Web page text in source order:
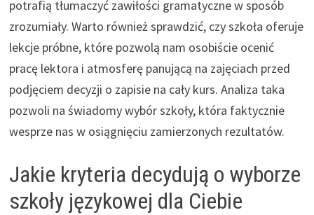
potrafią tłumaczyć zawiłości gramatyczne w sposób
zrozumiały. Warto również sprawdzić, czy szkoła oferuje
lekcje próbne, które pozwolą nam osobiście ocenić
pracę lektora i atmosferę panującą na zajęciach przed
podjęciem decyzji o zapisie na cały kurs. Analiza taka
pozwoli na świadomy wybór szkoły, która faktycznie
wesprze nas w osiągnięciu zamierzonych rezultatów.
Jakie kryteria decydują o wyborze
szkoły językowej dla Ciebie